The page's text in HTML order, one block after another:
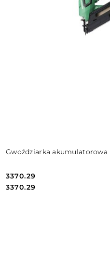
Gwoździarka akumulatorowa
Cena:
3370.29
Cena:
3370.29